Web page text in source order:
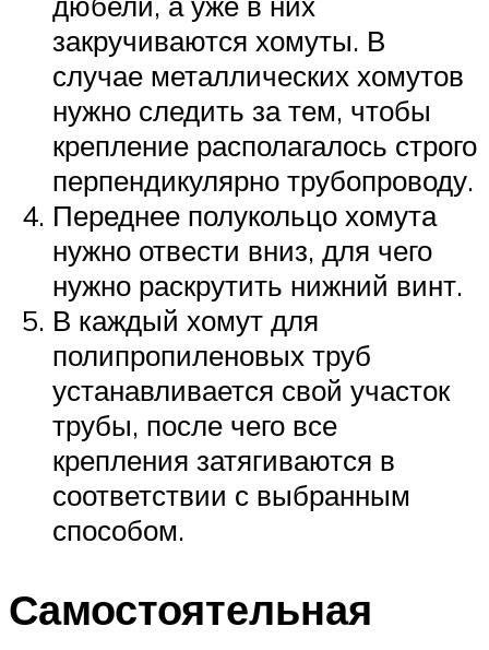
закручиваются хомуты. В
случае металлических хомутов
нужно следить за тем, чтобы
крепление располагалось строго
перпендикулярно трубопроводу.
Переднее полукольцо хомута
нужно отвести вниз, для чего
нужно раскрутить нижний винт.
В каждый хомут для
полипропиленовых труб
устанавливается свой участок
трубы, после чего все
крепления затягиваются в
соответствии с выбранным
способом.
Самостоятельная